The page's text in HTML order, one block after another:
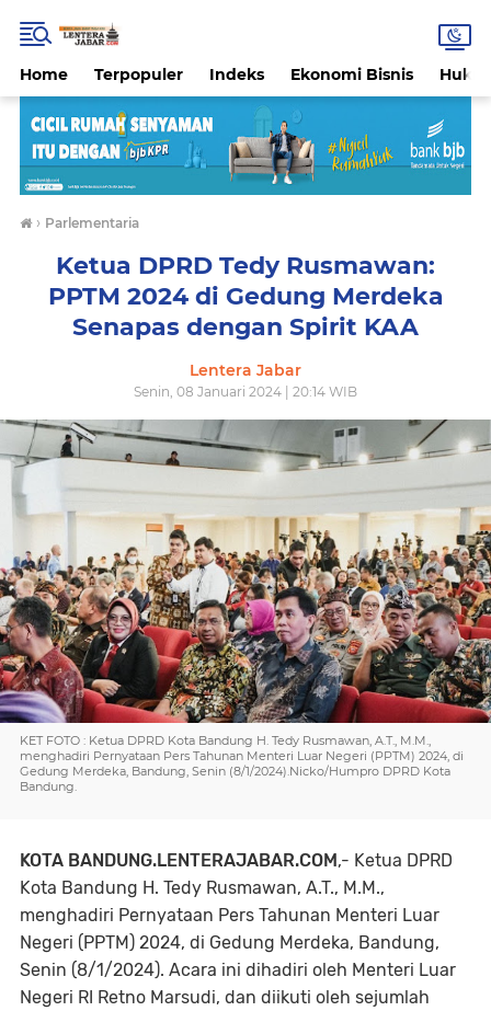
Home Terpopuler Indeks Ekonomi Bisnis
› Parlementaria
Ketua DPRD Tedy Rusmawan:
PPTM 2024 di Gedung Merdeka
Senapas dengan Spirit KAA
Lentera Jabar
Senin, 08 Januari 2024 | 20:14 WIB
KET FOTO : Ketua DPRD Kota Bandung H. Tedy Rusmawan, A.T., M.M.,
menghadiri Pernyataan Pers Tahunan Menteri Luar Negeri (PPTM) 2024, di
Gedung Merdeka, Bandung, Senin (8/1/2024).Nicko/Humpro DPRD Kota
Bandung.
KOTA BANDUNG.LENTERAJABAR.COM,- Ketua DPRD
Kota Bandung H. Tedy Rusmawan, A.T., M.M.,
menghadiri Pernyataan Pers Tahunan Menteri Luar
Negeri (PPTM) 2024, di Gedung Merdeka, Bandung,
Senin (8/1/2024). Acara ini dihadiri oleh Menteri Luar
Negeri RI Retno Marsudi, dan diikuti oleh sejumlah